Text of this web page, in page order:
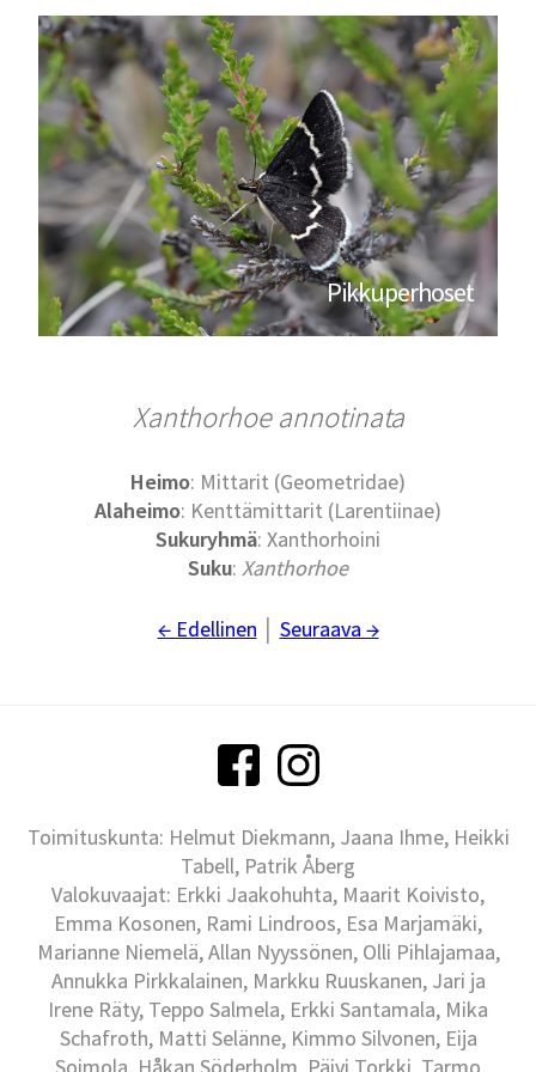
Pikkuperhoset
Xanthorhoe annotinata
Heimo: Mittarit (Geometridae)
Alaheimo: Kenttämittarit (Larentiinae)
Sukuryhmä: Xanthorhoini
Suku: Xanthorhoe
← Edellinen Seuraava →
Toimituskunta: Helmut Diekmann, Jaana Ihme, Heikki
Tabell, Patrik Åberg
Valokuvaajat: Erkki Jaakohuhta, Maarit Koivisto,
Emma Kosonen, Rami Lindroos, Esa Marjamäki,
Marianne Niemelä, Allan Nyyssönen, Olli Pihlajamaa,
Annukka Pirkkalainen, Markku Ruuskanen, Jari ja
Irene Räty, Teppo Salmela, Erkki Santamala, Mika
Schafroth, Matti Selänne, Kimmo Silvonen, Eija